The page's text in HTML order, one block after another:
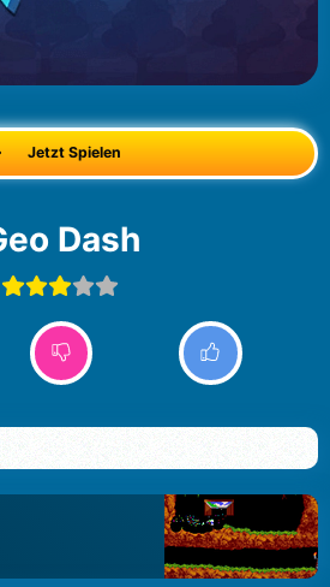
Jetzt Spielen
Geo Dash